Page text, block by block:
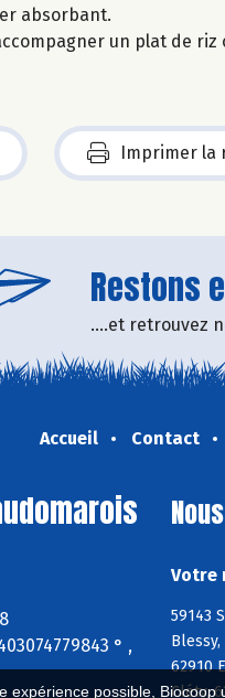
expérience possible,
absorbant.
un plat de
Imprimer la
Restons
....et retrouvez
Accueil Contact
° ,
Votre
59143
Blessy,
62910
Cléty,